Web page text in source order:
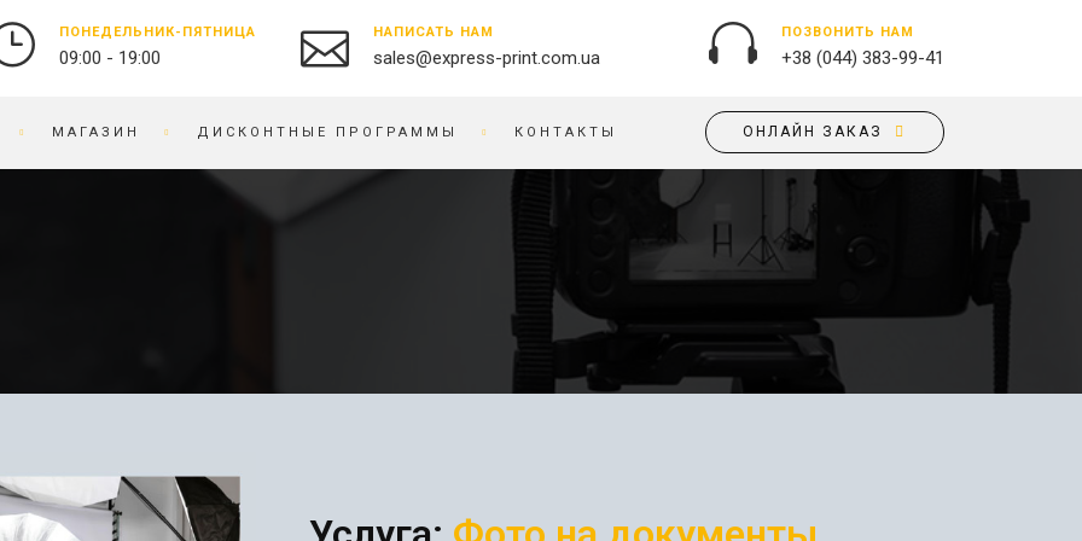
ПОНЕДЕЛЬНИК-ПЯТНИЦА
09:00 - 19:00
НАПИСАТЬ НАМ
sales@express-print.com.ua
ПОЗВОНИТЬ НАМ
+38 (044) 383-99-41
ФОТОКНИГИ / АЛЬБОМЫ
ФОТО НА ДОКУМЕНТЫ
ГРАВИРОВКА
ОБЛОЖКИ НА ПАСПОРТ
ПОДУШКИ
БАННЕРЫ
ВЫВЕСКИ
ПЕЧАТЬ НА ПВХ
МАГАЗИН ДИСКОНТНЫЕ ПРОГРАММЫ КОНТАКТЫ ОНЛАЙН ЗАКАЗ